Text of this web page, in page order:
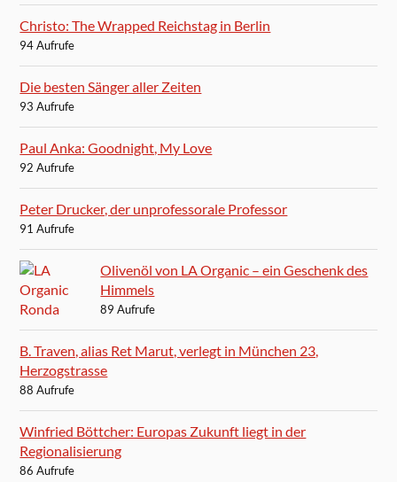
Christo: The Wrapped Reichstag in Berlin
94 Aufrufe
Die besten Sänger aller Zeiten
93 Aufrufe
Paul Anka: Goodnight, My Love
92 Aufrufe
Peter Drucker, der unprofessorale Professor
91 Aufrufe
Olivenöl von LA Organic – ein Geschenk des
Himmels
89 Aufrufe
B. Traven, alias Ret Marut, verlegt in München 23,
Herzogstrasse
88 Aufrufe
Winfried Böttcher: Europas Zukunft liegt in der
Regionalisierung
86 Aufrufe